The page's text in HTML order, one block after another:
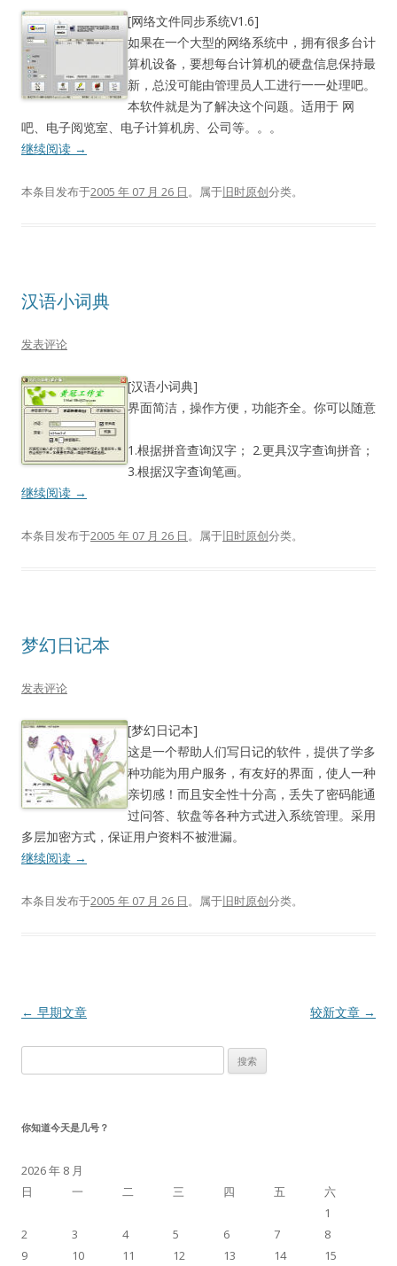
[网络文件同步系统V1.6]
如果在一个大型的网络系统中，拥有很多台计
算机设备，要想每台计算机的硬盘信息保持最
新，总没可能由管理员人工进行一一处理吧。
本软件就是为了解决这个问题。适用于 网
吧、电子阅览室、电子计算机房、公司等。。。
继续阅读 →
本条目发布于2005 年 07 月 26 日。属于旧时原创分类。
汉语小词典
发表评论
[汉语小词典]
界面简洁，操作方便，功能齐全。你可以随意
1.根据拼音查询汉字； 2.更具汉字查询拼音；
3.根据汉字查询笔画。
继续阅读 →
本条目发布于2005 年 07 月 26 日。属于旧时原创分类。
梦幻日记本
发表评论
[梦幻日记本]
这是一个帮助人们写日记的软件，提供了学多
种功能为用户服务，有友好的界面，使人一种
亲切感！而且安全性十分高，丢失了密码能通
过问答、软盘等各种方式进入系统管理。采用
多层加密方式，保证用户资料不被泄漏。
继续阅读 →
本条目发布于2005 年 07 月 26 日。属于旧时原创分类。
文
← 早期文章 较新文章 →
索：
你知道今天是几号？
2026 年 8 月
日
一 二 三 四 五
六
1
2
3 4 5 6 7
8
9
10 11 12 13 14
15